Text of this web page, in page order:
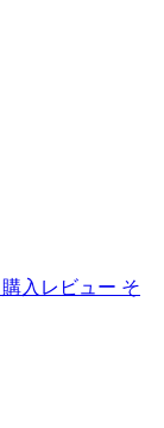
入レビュー そ